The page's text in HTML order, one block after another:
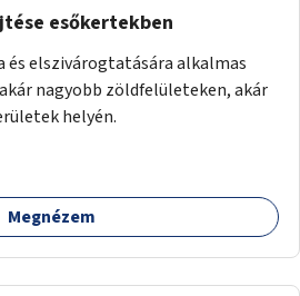
esőkertekben
és elszivárogtatására alkalmas
nagyobb zöldfelületeken, akár
helyén.
Megnézem